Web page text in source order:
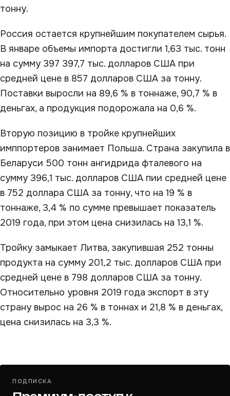
тонну.
Россия остается крупнейшим покупателем сырья.
В январе объемы импорта достигли 1,63 тыс. тонн
на сумму 397 397,7 тыс. долларов США при
средней цене в 857 долларов США за тонну.
Поставки выросли на 89,6 % в тоннаже, 90,7 % в
деньгах, а продукция подорожала на 0,6 %.
Вторую позицию в тройке крупнейших
имппортеров занимает Польша. Страна закупила в
Беларуси 500 тонн ангидрида фталевого на
сумму 396,1 тыс. долларов США пии средней цене
в 752 доллара США за тонну, что на 19 % в
тоннаже, 3,4 % по сумме превышает показатель
2019 года, при этом цена снизилась на 13,1 %.
Тройку замыкает Литва, закупившая 252 тонны
продукта на сумму 201,2 тыс. долларов США при
средней цене в 798 долларов США за тонну.
Относительно уровня 2019 года экспорт в эту
страну вырос на 26 % в тоннах и 21,8 % в деньгах,
цена снизилась на 3,3 %.
ПОДПИСКА